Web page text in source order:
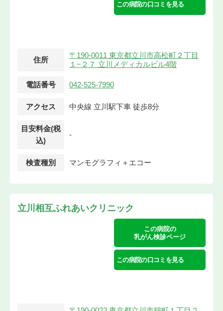
この病院の口コミを見る
住所
〒190-0011 東京都立川市高松町２丁目
１−２７ 立川メディカルビル4階
電話番号 042-525-7990
アクセス 中央線 立川駅下車 徒歩8分
目安料金(税
込)
-
検査種別 マンモグラフィ＋エコー
立川相互ふれあいクリニック
この病院の
乳がん検診ページ
この病院の口コミを見る